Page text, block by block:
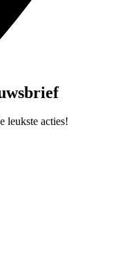
leukste acties!